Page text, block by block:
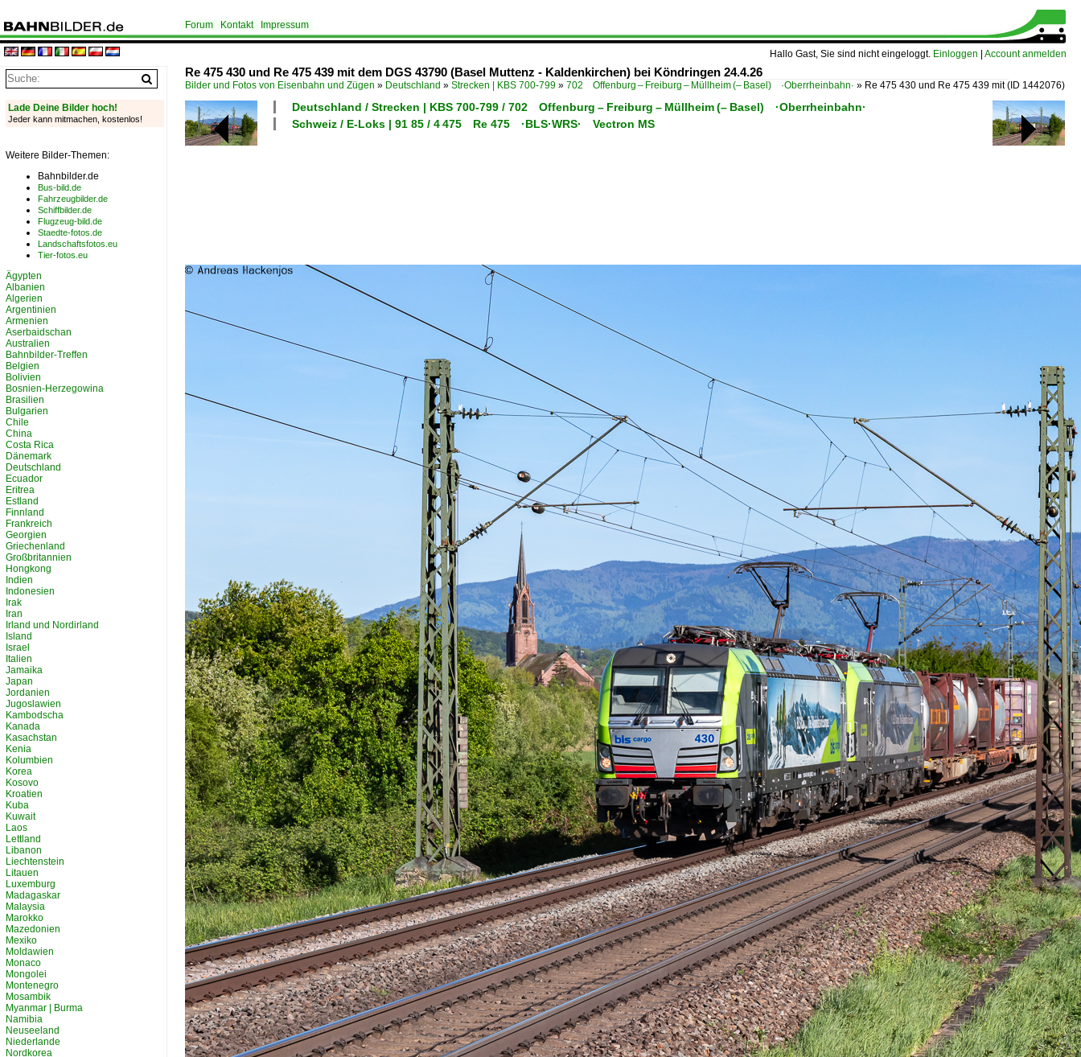
Hallo Gast, Sie sind nicht eingeloggt. Einloggen Account anmelden
Forum Kontakt Impressum
Re 475 430 und Re 475 439 mit dem DGS 43790 (Basel Muttenz - Kaldenkirchen) bei Köndringen 24.4.26
Bilder und Fotos von Eisenbahn und Zügen » Deutschland » Strecken | KBS 700-799 » 702 Offenburg – Freiburg – Müllheim (– Basel) ·Oberrheinbahn· » Re 475 430 und Re 475 439 mit(ID 1442076)
Deutschland / Strecken | KBS 700-799 / 702 Offenburg – Freiburg – Müllheim (– Basel) ·Oberrheinbahn·
Schweiz / E-Loks | 91 85 / 4 475 Re 475 ·BLS·WRS· Vectron MS
Lade Deine Bilder hoch!
Jeder kann mitmachen, kostenlos!
Weitere Bilder-Themen:
Bahnbilder.de
Bus-bild.de
Fahrzeugbilder.de
Schiffbilder.de
Flugzeug-bild.de
Staedte-fotos.de
Landschaftsfotos.eu
Tier-fotos.eu
Ägypten
Albanien
Algerien
Argentinien
Armenien
Aserbaidschan
Australien
Bahnbilder-Treffen
Belgien
Bolivien
Bosnien-Herzegowina
Brasilien
Bulgarien
Chile
China
Costa Rica
Dänemark
Deutschland
Ecuador
Eritrea
Estland
Finnland
Frankreich
Georgien
Griechenland
Großbritannien
Hongkong
Indien
Indonesien
Irak
Iran
Irland und Nordirland
Island
Israel
Italien
Jamaika
Japan
Jordanien
Jugoslawien
Kambodscha
Kanada
Kasachstan
Kenia
Kolumbien
Korea
Kosovo
Kroatien
Kuba
Kuwait
Laos
Lettland
Libanon
Liechtenstein
Litauen
Luxemburg
Madagaskar
Malaysia
Marokko
Mazedonien
Mexiko
Moldawien
Monaco
Mongolei
Montenegro
Mosambik
Myanmar | Burma
Namibia
Neuseeland
Niederlande
Nordkorea